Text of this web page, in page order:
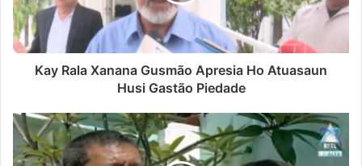
Kay Rala Xanana Gusmão Apresia Ho Atuasaun
Husi Gastão Piedade